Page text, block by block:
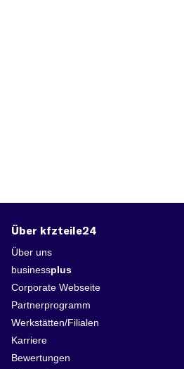
Über kfzteile24
Über uns
businessplus
Corporate Webseite
Partnerprogramm
Werkstätten/Filialen
Karriere
Bewertungen